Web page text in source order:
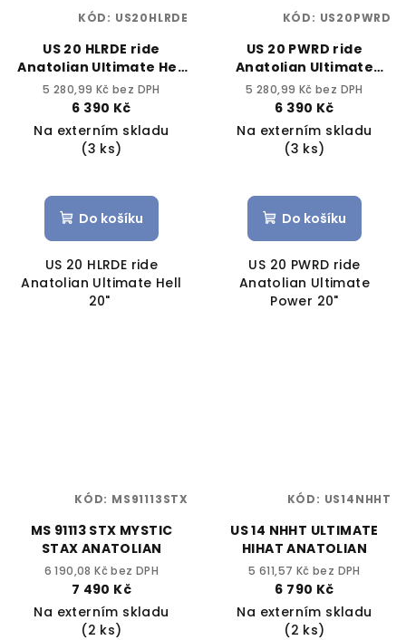
US 20 HLRDE ride
Anatolian Ultimate Hell
20"
5 280,99 Kč bez DPH
6 390 Kč
Na externím skladu
(3 ks)
Do košíku
US 20 HLRDE ride
Anatolian Ultimate Hell
20"
KÓD: US20HLRDE
US 20 PWRD ride
Anatolian Ultimate
Power 20"
5 280,99 Kč bez DPH
6 390 Kč
Na externím skladu
(3 ks)
Do košíku
US 20 PWRD ride
Anatolian Ultimate
Power 20"
KÓD: US20PWRD
MS 91113 STX MYSTIC
STAX ANATOLIAN
6 190,08 Kč bez DPH
7 490 Kč
Na externím skladu
(2 ks)
KÓD: MS91113STX
US 14 NHHT ULTIMATE
HIHAT ANATOLIAN
5 611,57 Kč bez DPH
6 790 Kč
Na externím skladu
(2 ks)
KÓD: US14NHHT